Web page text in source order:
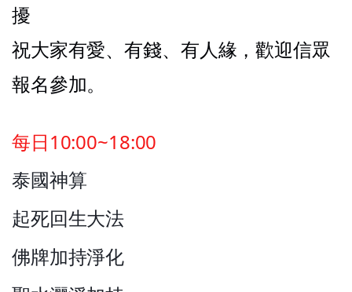
擾
祝大家有愛、有錢、有人緣，歡迎信眾
報名參加。
每日10:00~18:00
泰國神算
起死回生大法
佛牌加持淨化